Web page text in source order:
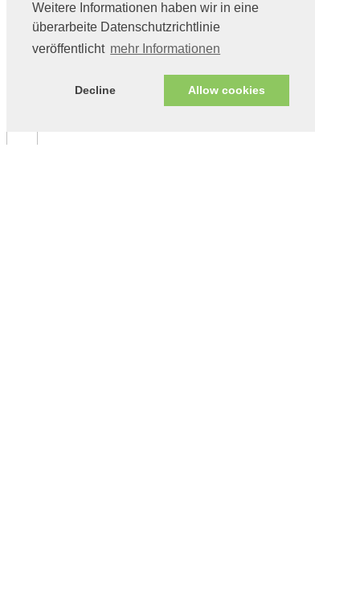
Weitere Informationen haben wir in eine
überarbeite Datenschutzrichtlinie
veröffentlicht mehr Informationen
Decline Allow cookies